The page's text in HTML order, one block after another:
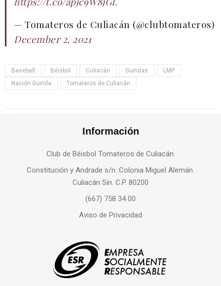
— Tomateros de Culiacán (@clubtomateros)
December 2, 2021
Baseball Béisbol Culiacán Guindas
LMP
Nación Guinda
Tomateros de Culiacán
Información
Club de Béisbol Tomateros de Culiacán.
Constitución y Andrade s/n. Colonia Miguel Alemán.
Culiacán Sin. C.P. 80200
(667) 758 34 00
Aviso de Privacidad